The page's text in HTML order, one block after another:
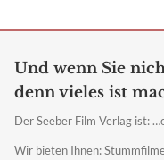
Und wenn Sie
denn vieles ist
Der Seeber Film Verlag ist:
Wir bieten Ihnen: